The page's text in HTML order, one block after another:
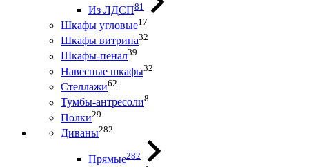
Из ЛДСП81
Шкафы угловые17
Шкафы витрина32
Шкафы-пенал39
Навесные шкафы32
Стеллажи62
Тумбы-антресоли8
Полки29
Диваны282
Прямые282